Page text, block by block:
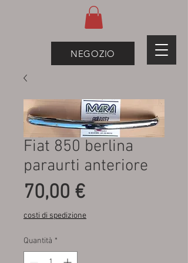
NEGOZIO
Fiat 850 berlina
paraurti anteriore
70,00 €Prezzo
costi di spedizione
Quantità *